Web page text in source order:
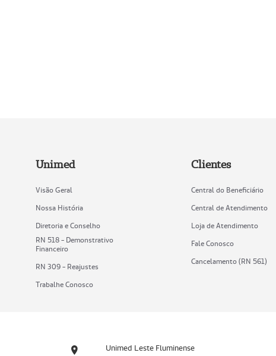
Unimed
Visão Geral
Nossa História
Diretoria e Conselho
RN 518 - Demonstrativo
Financeiro
RN 309 - Reajustes
Trabalhe Conosco
Clientes
Central do Beneficiário
Central de Atendimento
Loja de Atendimento
Fale Conosco
Cancelamento (RN 561)
Unimed Leste Fluminense